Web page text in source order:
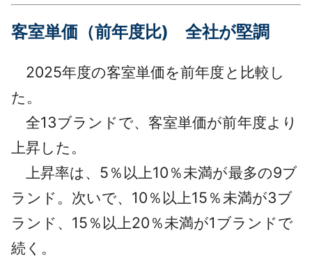
客室単価（前年度比) 全社が堅調
2025年度の客室単価を前年度と比較し
た。
全13ブランドで、客室単価が前年度より
上昇した。
上昇率は、5％以上10％未満が最多の9ブ
ランド。次いで、10％以上15％未満が3ブ
ランド、15％以上20％未満が1ブランドで
続く。